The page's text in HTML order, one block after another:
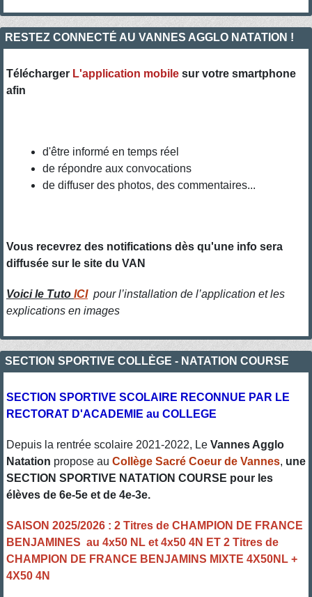
RESTEZ CONNECTÉ AU VANNES AGGLO NATATION !
Télécharger L'application mobile sur votre smartphone
afin
d'être informé en temps réel
de répondre aux convocations
de diffuser des photos, des commentaires...
Vous recevrez des notifications dès qu'une info sera
diffusée sur le site du VAN
Voici le Tuto ICI pour l’installation de l’application et les
explications en images
SECTION SPORTIVE COLLÈGE - NATATION COURSE
SECTION SPORTIVE SCOLAIRE RECONNUE PAR LE
RECTORAT D'ACADEMIE au COLLEGE
Depuis la rentrée scolaire 2021-2022, Le Vannes Agglo
Natation propose au Collège Sacré Coeur de Vannes, une
SECTION SPORTIVE NATATION COURSE pour les
élèves de 6e-5e et de 4e-3e.
SAISON 2025/2026 : 2 Titres de CHAMPION DE FRANCE
BENJAMINES au 4x50 NL et 4x50 4N ET 2 Titres de
CHAMPION DE FRANCE BENJAMINS MIXTE 4X50NL +
4X50 4N